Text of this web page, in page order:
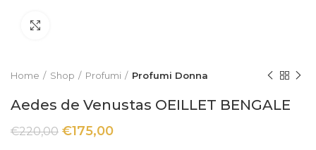
Home Shop Profumi Profumi Donna
Aedes de Venustas OEILLET BENGALE
€220,00 €175,00